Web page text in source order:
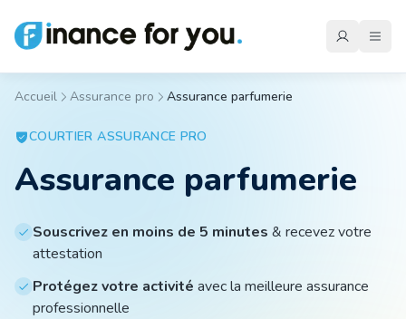
Emprunteur
Auto
Accueil Assurance pro Assurance parfumerie
COURTIERASSURANCE PRO
Assurance parfumerie
Souscrivez en moins de 5 minutes & recevez votre
attestation
Protégez votre activité avec la meilleure assurance
professionnelle